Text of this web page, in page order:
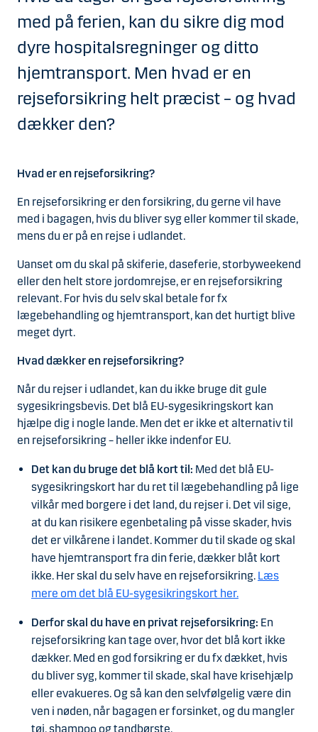
med på ferien, kan du sikre dig mod
dyre hospitalsregninger og ditto
hjemtransport. Men hvad er en
rejseforsikring helt præcist – og hvad
dækker den?
Hvad er en rejseforsikring?
En rejseforsikring er den forsikring, du gerne vil have
med i bagagen, hvis du bliver syg eller kommer til skade,
mens du er på en rejse i udlandet.
Uanset om du skal på skiferie, daseferie, storbyweekend
eller den helt store jordomrejse, er en rejseforsikring
relevant. For hvis du selv skal betale for fx
lægebehandling og hjemtransport, kan det hurtigt blive
meget dyrt.
Hvad dækker en rejseforsikring?
Når du rejser i udlandet, kan du ikke bruge dit gule
sygesikringsbevis. Det blå EU-sygesikringskort kan
hjælpe dig i nogle lande. Men det er ikke et alternativ til
en rejseforsikring – heller ikke indenfor EU.
Det kan du bruge det blå kort til: Med det blå EU-
sygesikringskort har du ret til lægebehandling på lige
vilkår med borgere i det land, du rejser i. Det vil sige,
at du kan risikere egenbetaling på visse skader, hvis
det er vilkårene i landet. Kommer du til skade og skal
have hjemtransport fra din ferie, dækker blåt kort
ikke. Her skal du selv have en rejseforsikring. Læs
mere om det blå EU-sygesikringskort her.
Derfor skal du have en privat rejseforsikring: En
rejseforsikring kan tage over, hvor det blå kort ikke
dækker. Med en god forsikring er du fx dækket, hvis
du bliver syg, kommer til skade, skal have krisehjælp
eller evakueres. Og så kan den selvfølgelig være din
ven i nøden, når bagagen er forsinket, og du mangler
tøj, shampoo og tandbørste.